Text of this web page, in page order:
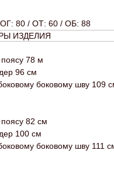
ОГ: 80 / ОТ: 60 / ОБ: 88
ИЗДЕЛИЯ
78 м
96 см
боковому шву 109
82 см
100 см
боковому шву 111